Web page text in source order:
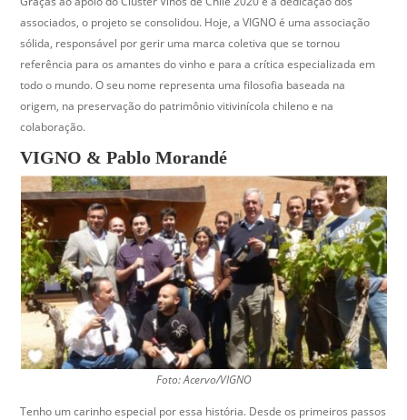
associados, o projeto se consolidou. Hoje, a VIGNO é uma associação
sólida, responsável por gerir uma marca coletiva que se tornou
referência para os amantes do vinho e para a crítica especializada em
todo o mundo. O seu nome representa uma filosofia baseada na
origem, na preservação do patrimônio vitivinícola chileno e na
colaboração.
VIGNO & Pablo Morandé
Foto: Acervo/VIGNO
Tenho um carinho especial por essa história. Desde os primeiros passos